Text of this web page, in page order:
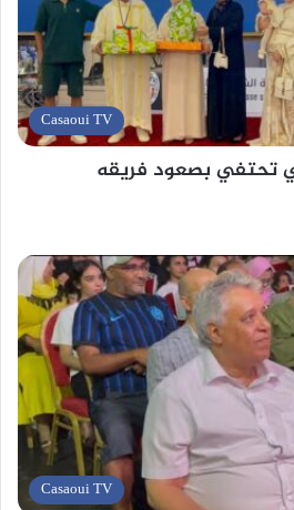
Casaoui TV
تحتفي بصعود فريقه
Casaoui TV